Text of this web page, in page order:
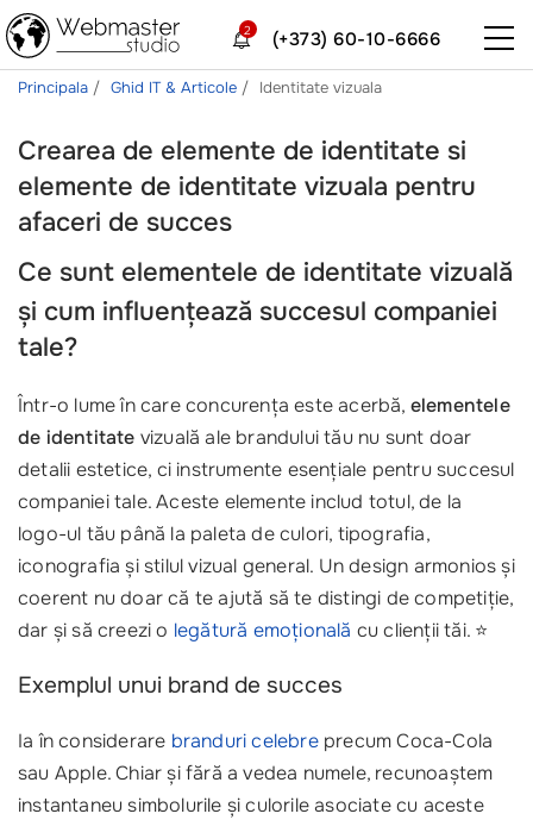
(+373) 60-10-6666
2
Principala Ghid IT & Articole Identitate vizuala
Crearea de elemente de identitate si
elemente de identitate vizuala pentru
afaceri de succes
Ce sunt elementele de identitate vizuală
și cum influențează succesul companiei
tale?
Într-o lume în care concurența este acerbă, elementele
de identitate vizuală ale brandului tău nu sunt doar
detalii estetice, ci instrumente esențiale pentru succesul
companiei tale. Aceste elemente includ totul, de la
logo-ul tău până la paleta de culori, tipografia,
iconografia și stilul vizual general. Un design armonios și
coerent nu doar că te ajută să te distingi de competiție,
dar și să creezi o legătură emoțională cu clienții tăi. ⭐
Exemplul unui brand de succes
Ia în considerare branduri celebreprecum Coca-Cola
sau Apple. Chiar și fără a vedea numele, recunoaștem
instantaneu simbolurile și culorile asociate cu aceste